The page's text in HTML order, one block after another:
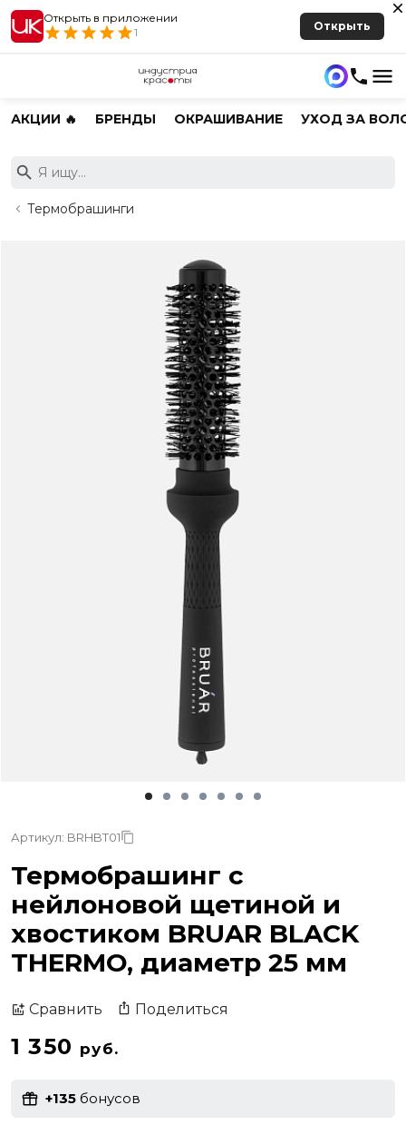
Открыть в приложении
1
Открыть
АКЦИИ 🔥 БРЕНДЫ ОКРАШИВАНИЕ УХОД ЗА
Термобрашинги
Артикул: BRHBT01
Термобрашинг с
нейлоновой щетиной и
хвостиком BRUAR BLACK
THERMO, диаметр 25 мм
Сравнить Поделиться
1 350 руб.
+135 бонусов